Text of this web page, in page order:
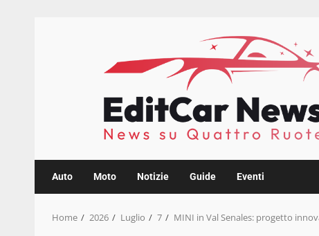
Auto Moto Notizie Guide Eventi
Home 2026 Luglio 7 MINI in Val Senales: progetto